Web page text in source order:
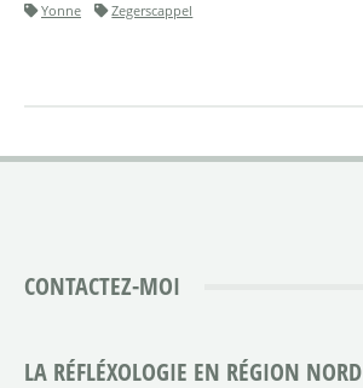
Yonne
Zegerscappel
CONTACTEZ-MOI
LA RÉFLÉXOLOGIE EN RÉGION NORD